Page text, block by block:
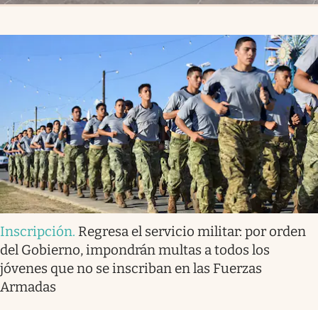
Inscripción. Regresa el servicio militar: por orden
del Gobierno, impondrán multas a todos los
jóvenes que no se inscriban en las Fuerzas
Armadas